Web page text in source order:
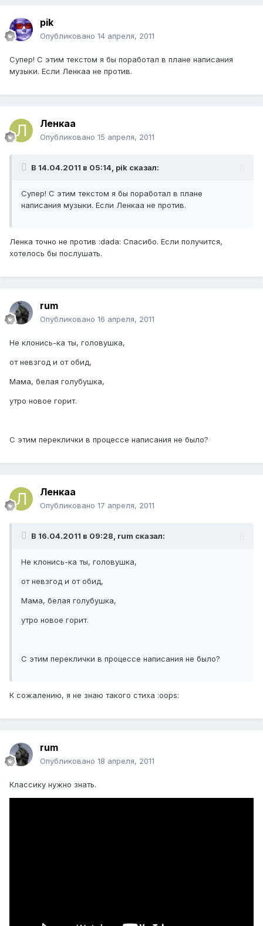
pik
Опубликовано 14 апреля, 2011
Супер! С этим текстом я бы поработал в плане написания
музыки. Если Ленкаа не против.
Ленкаа
Опубликовано 15 апреля, 2011
В 14.04.2011 в 05:14, pik сказал:
Супер! С этим текстом я бы поработал в плане
написания музыки. Если Ленкаа не против.
Ленка точно не против :dada: Спасибо. Если получится,
хотелось бы послушать.
rum
Опубликовано 16 апреля, 2011
Не клонись-ка ты, головушка,
от невзгод и от обид,
Мама, белая голубушка,
утро новое горит.
С этим переклички в процессе написания не было?
Ленкаа
Опубликовано 17 апреля, 2011
В 16.04.2011 в 09:28, rum сказал:
Не клонись-ка ты, головушка,
от невзгод и от обид,
Мама, белая голубушка,
утро новое горит.
С этим переклички в процессе написания не было?
К сожалению, я не знаю такого стиха :oops:
rum
Опубликовано 18 апреля, 2011
Классику нужно знать.